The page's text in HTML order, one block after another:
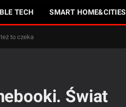
TECH SMART HOME&CITIES
to czeka
Świat